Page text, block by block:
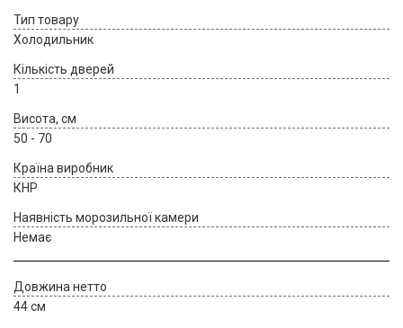
Тип товару
Холодильник
Кількість дверей
1
Висота, см
50 - 70
Країна виробник
КНР
Наявність морозильної камери
Немає
Довжина нетто
44 см